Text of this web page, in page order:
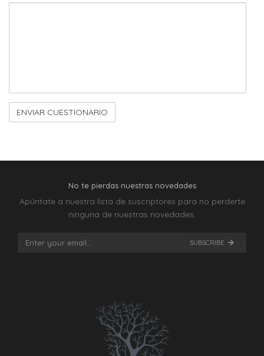
No te pierdas nuestras novedades
Apúntate a nuestra lista de suscriptores para no perderte
ninguna de nuestras novedades.
SUBSCRIBE